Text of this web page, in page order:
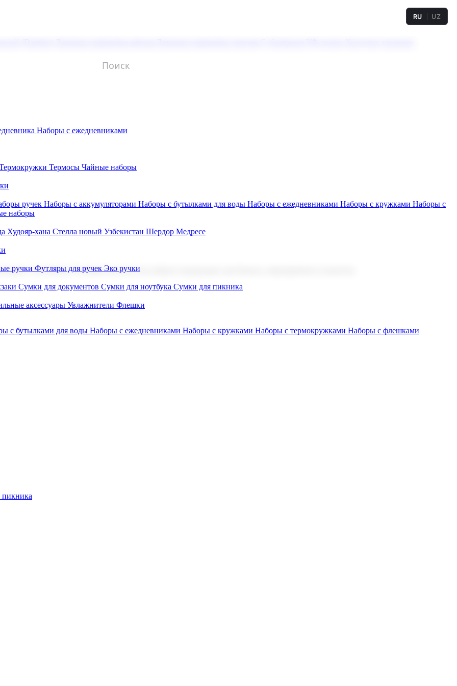
RU UZ
Наборы с ежедневниками
Термосы Чайные наборы
ручек Наборы с аккумуляторами Наборы с бутылками для воды Наборы с ежедневниками Наборы с кружками Наборы с
наборы
Худояр-хана Стелла новый Узбекистан Шердор Медресе
ручки Футляры для ручек Эко ручки
Сумки для документов Сумки для ноутбука Сумки для пикника
аксессуары Увлажнители Флешки
с логотипом. В нашем каталоге вы найдете продукцию для бизнеса, мероприятия и клиентов.
с бутылками для воды Наборы с ежедневниками Наборы с кружками Наборы с термокружками Наборы с флешками